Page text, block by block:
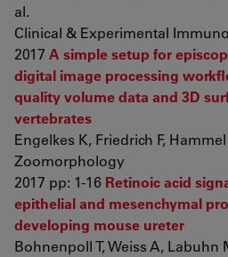
al.
Clinical & Experimental
2017 A simple setup for
digital image processing
quality volume data and 3D
vertebrates
Engelkes K, Friedrich F,
Zoomorphology
2017 pp: 1-16 Retinoic acid
epithelial and mesenchymal
developing mouse ureter
Bohnenpoll T, Weiss A, Labuhn